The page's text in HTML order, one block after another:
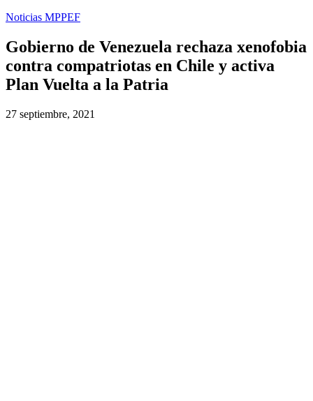
Noticias MPPEF
Gobierno de Venezuela rechaza xenofobia
contra compatriotas en Chile y activa
Plan Vuelta a la Patria
27 septiembre, 2021